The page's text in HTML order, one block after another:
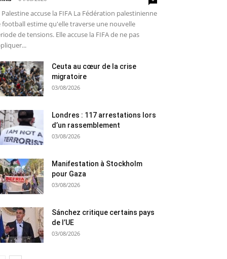
Palestine accuse la FIFA La Fédération palestinienne
football estime qu'elle traverse une nouvelle
de tensions. Elle accuse la FIFA de ne pas
Ceuta au cœur de la crise
migratoire
03/08/2026
Londres : 117 arrestations lors
d’un rassemblement
03/08/2026
Manifestation à Stockholm
pour Gaza
03/08/2026
Sánchez critique certains pays
de l’UE
03/08/2026